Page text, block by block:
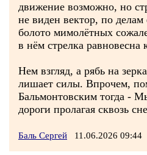
движение возможно, но
не виден вектор, по делам
болото мимолётных
в нём стрелка равновесна
Нем взгляд, а рябь на
лишает силы. Впрочем,
Бальмонтовским тогда -
дороги пролагая сквозь
Баль Сергей 11.06.2026 09:44